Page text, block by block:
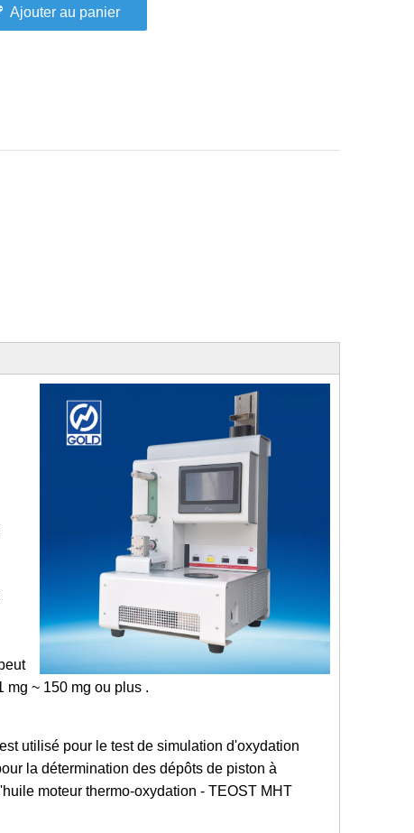
Ajouter au panier
mg ~ 150 mg ou plus .
utilisé pour le test de simulation d'oxydation
la détermination des dépôts de piston à
moteur thermo-oxydation - TEOST MHT